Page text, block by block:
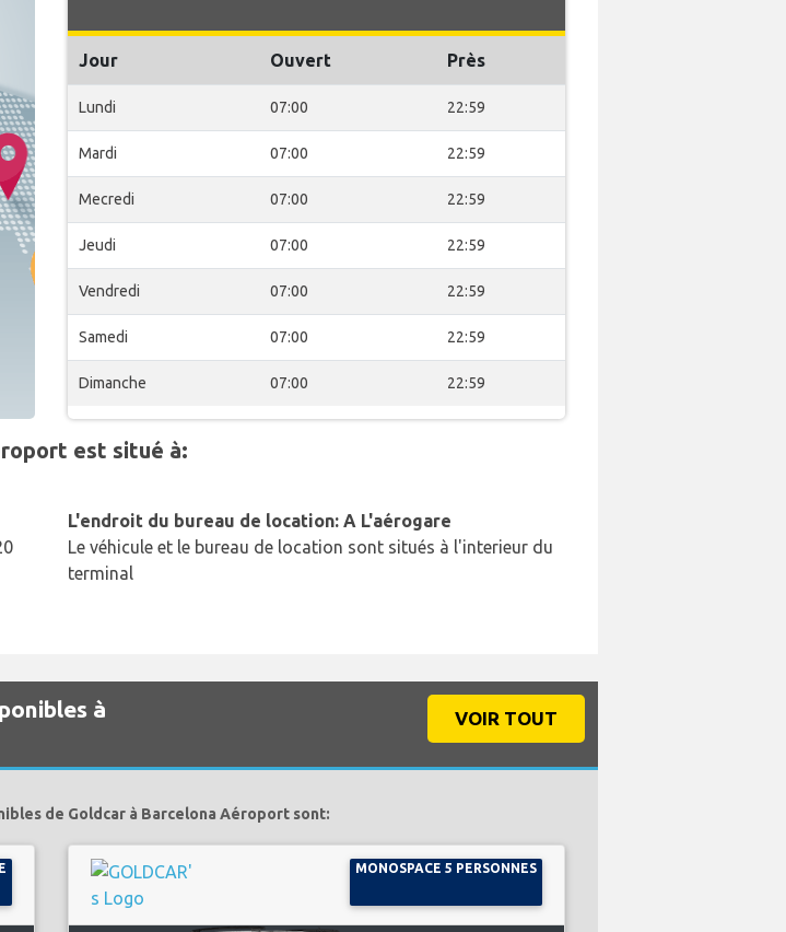
Jour Ouvert Près
Lundi 07:00 22:59
Mardi 07:00 22:59
Mecredi 07:00 22:59
Jeudi 07:00 22:59
Vendredi 07:00 22:59
Samedi 07:00 22:59
Dimanche 07:00 22:59
est situé à:
L'endroit du bureau de location: A L'aérogare
Le véhicule et le bureau de location sont situés à l'interieur du
terminal
à
VOIR TOUT
de Goldcar à Barcelona Aéroport sont:
MONOSPACE 5 PERSONNES